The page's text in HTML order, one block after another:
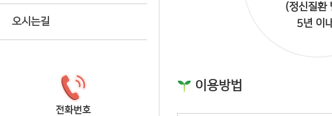
오시는길
전화번호
(정신질환
5년 이
이용방법